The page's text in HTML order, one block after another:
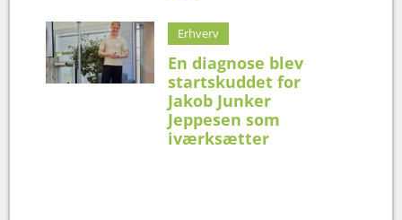
Erhverv
En diagnose blev
startskuddet for
Jakob Junker
Jeppesen som
iværksætter